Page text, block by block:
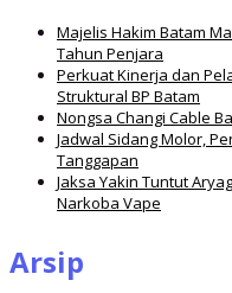
Majelis Hakim Batam
Tahun Penjara
Perkuat Kinerja dan
Struktural BP Batam
Nongsa Changi Cable
Jadwal Sidang Molor,
Tanggapan
Jaksa Yakin Tuntut
Narkoba Vape
Arsip